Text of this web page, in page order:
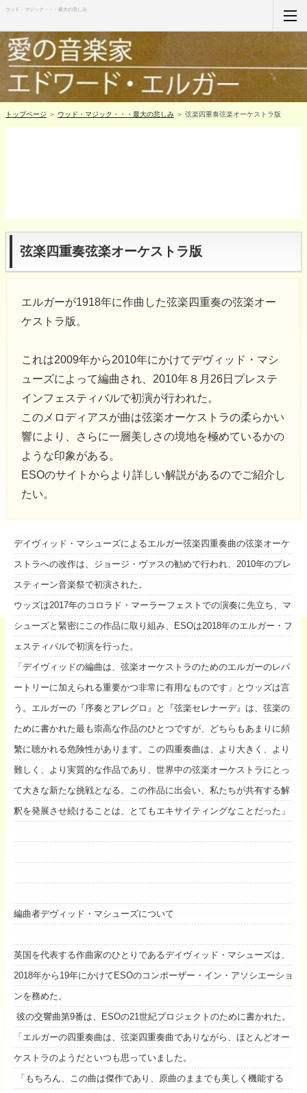
ウッド・マジック・・・最大の悲しみ
ホーム
RSS購読
サイトマップ
トップページ ＞ ウッド・マジック・・・最大の悲しみ ＞ 弦楽四重奏弦楽オーケストラ版
弦楽四重奏弦楽オーケストラ版
エルガーが1918年に作曲した弦楽四重奏の弦楽オー
ケストラ版。
これは2009年から2010年にかけてデヴィッド・マシ
ューズによって編曲され、2010年８月26日プレステ
インフェスティバルで初演が行われた。
このメロディアスが曲は弦楽オーケストラの柔らかい
響により、さらに一層美しさの境地を極めているかの
ような印象がある。
ESOのサイトからより詳しい解説があるのでご紹介し
たい。
デイヴィッド・マシューズによるエルガー弦楽四重奏曲の弦楽オーケ
ストラへの改作は、ジョージ・ヴァスの勧めで行われ、2010年のプレ
スティーン音楽祭で初演された。
ウッズは2017年のコロラド・マーラーフェストでの演奏に先立ち、マ
シューズと緊密にこの作品に取り組み、ESOは2018年のエルガー・フ
ェスティバルで初演を行った。
「デイヴィッドの編曲は、弦楽オーケストラのためのエルガーのレパ
ートリーに加えられる重要かつ非常に有用なものです」とウッズは言
う。エルガーの『序奏とアレグロ』と『弦楽セレナーデ』は、弦楽の
ために書かれた最も崇高な作品のひとつですが、どちらもあまりに頻
繁に聴かれる危険性があります。この四重奏曲は、より大きく、より
難しく、より実質的な作品であり、世界中の弦楽オーケストラにとっ
て大きな新たな挑戦となる。この作品に出会い、私たちが共有する解
釈を発展させ続けることは、とてもエキサイティングなことだった」
編曲者デヴィッド・マシューズについて
英国を代表する作曲家のひとりであるデイヴィッド・マシューズは、
2018年から19年にかけてESOのコンポーザー・イン・アソシエーショ
ンを務めた。
彼の交響曲第9番は、ESOの21世紀プロジェクトのために書かれた。
「エルガーの四重奏曲は、弦楽四重奏曲でありながら、ほとんどオー
ケストラのようだといつも思っていました。
「もちろん、この曲は傑作であり、原曲のままでも美しく機能する